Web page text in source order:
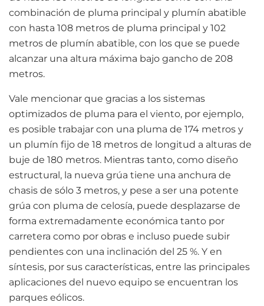
combinación de pluma principal y plumín abatible
con hasta 108 metros de pluma principal y 102
metros de plumín abatible, con los que se puede
alcanzar una altura máxima bajo gancho de 208
metros.
Vale mencionar que gracias a los sistemas
optimizados de pluma para el viento, por ejemplo,
es posible trabajar con una pluma de 174 metros y
un plumín fijo de 18 metros de longitud a alturas de
buje de 180 metros. Mientras tanto, como diseño
estructural, la nueva grúa tiene una anchura de
chasis de sólo 3 metros, y pese a ser una potente
grúa con pluma de celosía, puede desplazarse de
forma extremadamente económica tanto por
carretera como por obras e incluso puede subir
pendientes con una inclinación del 25 %. Y en
síntesis, por sus características, entre las principales
aplicaciones del nuevo equipo se encuentran los
parques eólicos.